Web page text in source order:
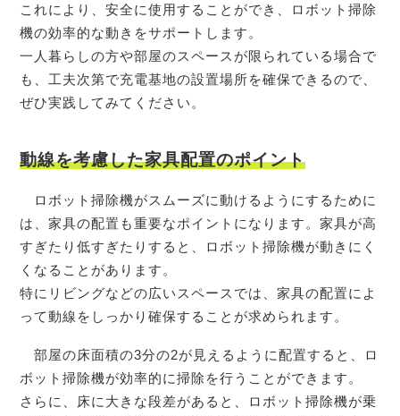
これにより、安全に使用することができ、ロボット掃除
機の効率的な動きをサポートします。
一人暮らしの方や部屋のスペースが限られている場合で
も、工夫次第で充電基地の設置場所を確保できるので、
ぜひ実践してみてください。
動線を考慮した家具配置のポイント
ロボット掃除機がスムーズに動けるようにするために
は、家具の配置も重要なポイントになります。家具が高
すぎたり低すぎたりすると、ロボット掃除機が動きにく
くなることがあります。
特にリビングなどの広いスペースでは、家具の配置によ
って動線をしっかり確保することが求められます。
部屋の床面積の3分の2が見えるように配置すると、ロ
ボット掃除機が効率的に掃除を行うことができます。
さらに、床に大きな段差があると、ロボット掃除機が乗